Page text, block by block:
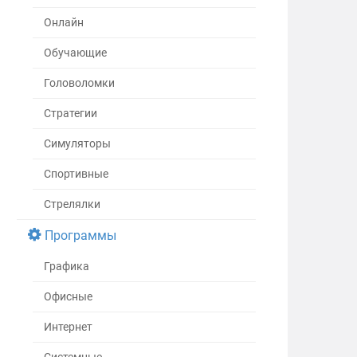
Онлайн
Обучающие
Головоломки
Стратегии
Симуляторы
Спортивные
Стрелялки
Программы
Графика
Офисные
Интернет